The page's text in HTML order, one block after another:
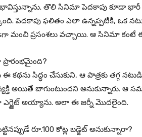
తొలి సినిమా పెదకాపు కూడా
పెదకాపు ఫలితం ఎలా ఉన్నప్పటికీ, ఒక
మంచి ప్రసంశలు వచ్చాయి. ఆ సినిమా కంటే ఈ
సిద్ధం చేసుకుని, ఆ పాత్రకు తగ్గ
వ్యక్తి అయితే బాగుంటుందని అనుకున్నారు.
అయ్యాను. అలా ఈ జర్నీ మొదలైంది.
రూ.100 కోట్ల బడ్జెట్ అనుకున్నారా?